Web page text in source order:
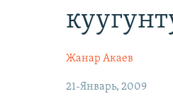
Жанар Акаев
21-Январь, 2009